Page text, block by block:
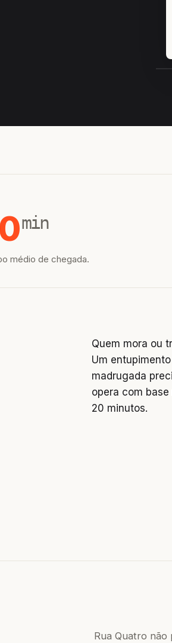
min
médio de chegada.
Quem mora ou
Um
madrugada
opera com
20 minutos.
Rua Quatro